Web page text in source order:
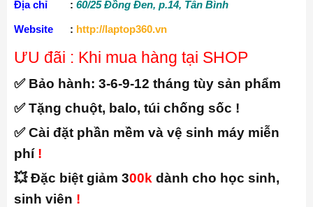
Địa chỉ : 60/25 Đồng Đen, p.14, Tân Bình
Website : http://laptop360.vn
ƯU đãi : Khi mua hàng tại SHOP
✅ Bảo hành: 3-6-9-12 tháng tùy sản phẩm
✅ Tặng chuột, balo, túi chống sốc !
✅ Cài đặt phần mềm và vệ sinh máy miễn
phí !
💥 Đặc biệt giảm 300k dành cho học sinh,
sinh viên !